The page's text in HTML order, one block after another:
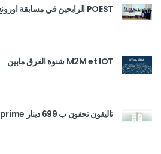
POEST الرابحين في مسابقة اورونج les applications
M2M et IOT شنوة الفرق مابين
تاليفون تحفون ب 699 دينار Huawei Y 7 prime